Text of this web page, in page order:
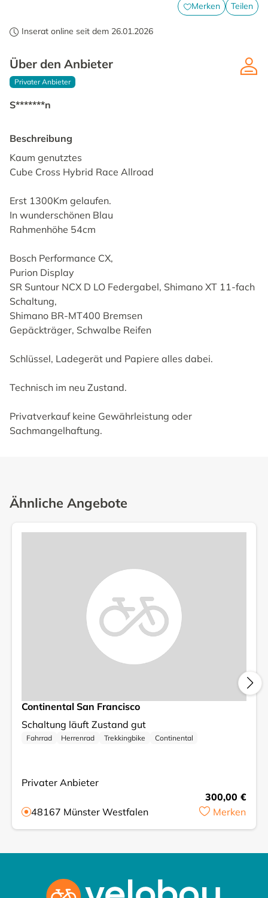
Merken Teilen
Inserat online seit dem 26.01.2026
Über den Anbieter
Privater Anbieter
S*******n
Beschreibung
Kaum genutztes
Cube Cross Hybrid Race Allroad
Erst 1300Km gelaufen.
In wunderschönen Blau
Rahmenhöhe 54cm
Bosch Performance CX,
Purion Display
SR Suntour NCX D LO Federgabel, Shimano XT 11-fach
Schaltung,
Shimano BR-MT400 Bremsen
Gepäckträger, Schwalbe Reifen
Schlüssel, Ladegerät und Papiere alles dabei.
Technisch im neu Zustand.
Privatverkauf keine Gewährleistung oder
Sachmangelhaftung.
Ähnliche Angebote
Continental San Francisco
Schaltung läuft Zustand gut
Fahrrad Herrenrad Trekkingbike Continental
Privater Anbieter
300,00 €
48167 Münster Westfalen Merken